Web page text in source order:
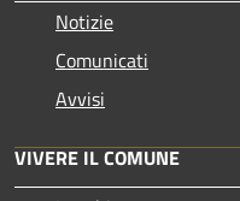
Notizie
Comunicati
Avvisi
VIVERE IL COMUNE